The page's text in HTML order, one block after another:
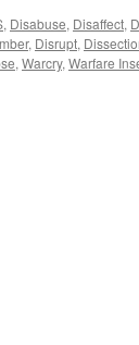
, Disabuse, Disaffect,
, Disrupt,
, Warcry, Warfare